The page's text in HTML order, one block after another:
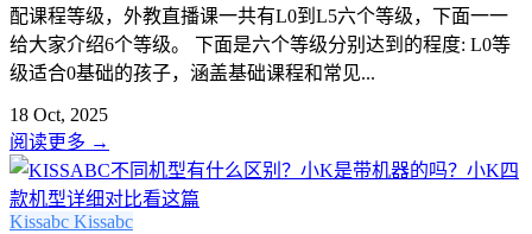
配课程等级，外教直播课一共有L0到L5六个等级，下面一一
给大家介绍6个等级。 下面是六个等级分别达到的程度: L0等
级适合0基础的孩子，涵盖基础课程和常见...
18 Oct, 2025
阅读更多 →
Kissabc Kissabc